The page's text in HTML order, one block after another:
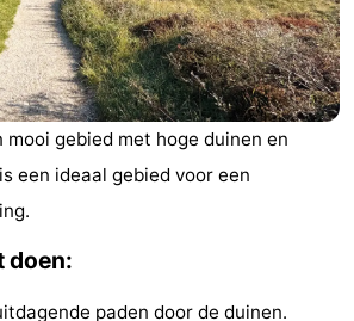
mooi gebied met hoge duinen en
een ideaal gebied voor een
doen:
paden door de duinen.